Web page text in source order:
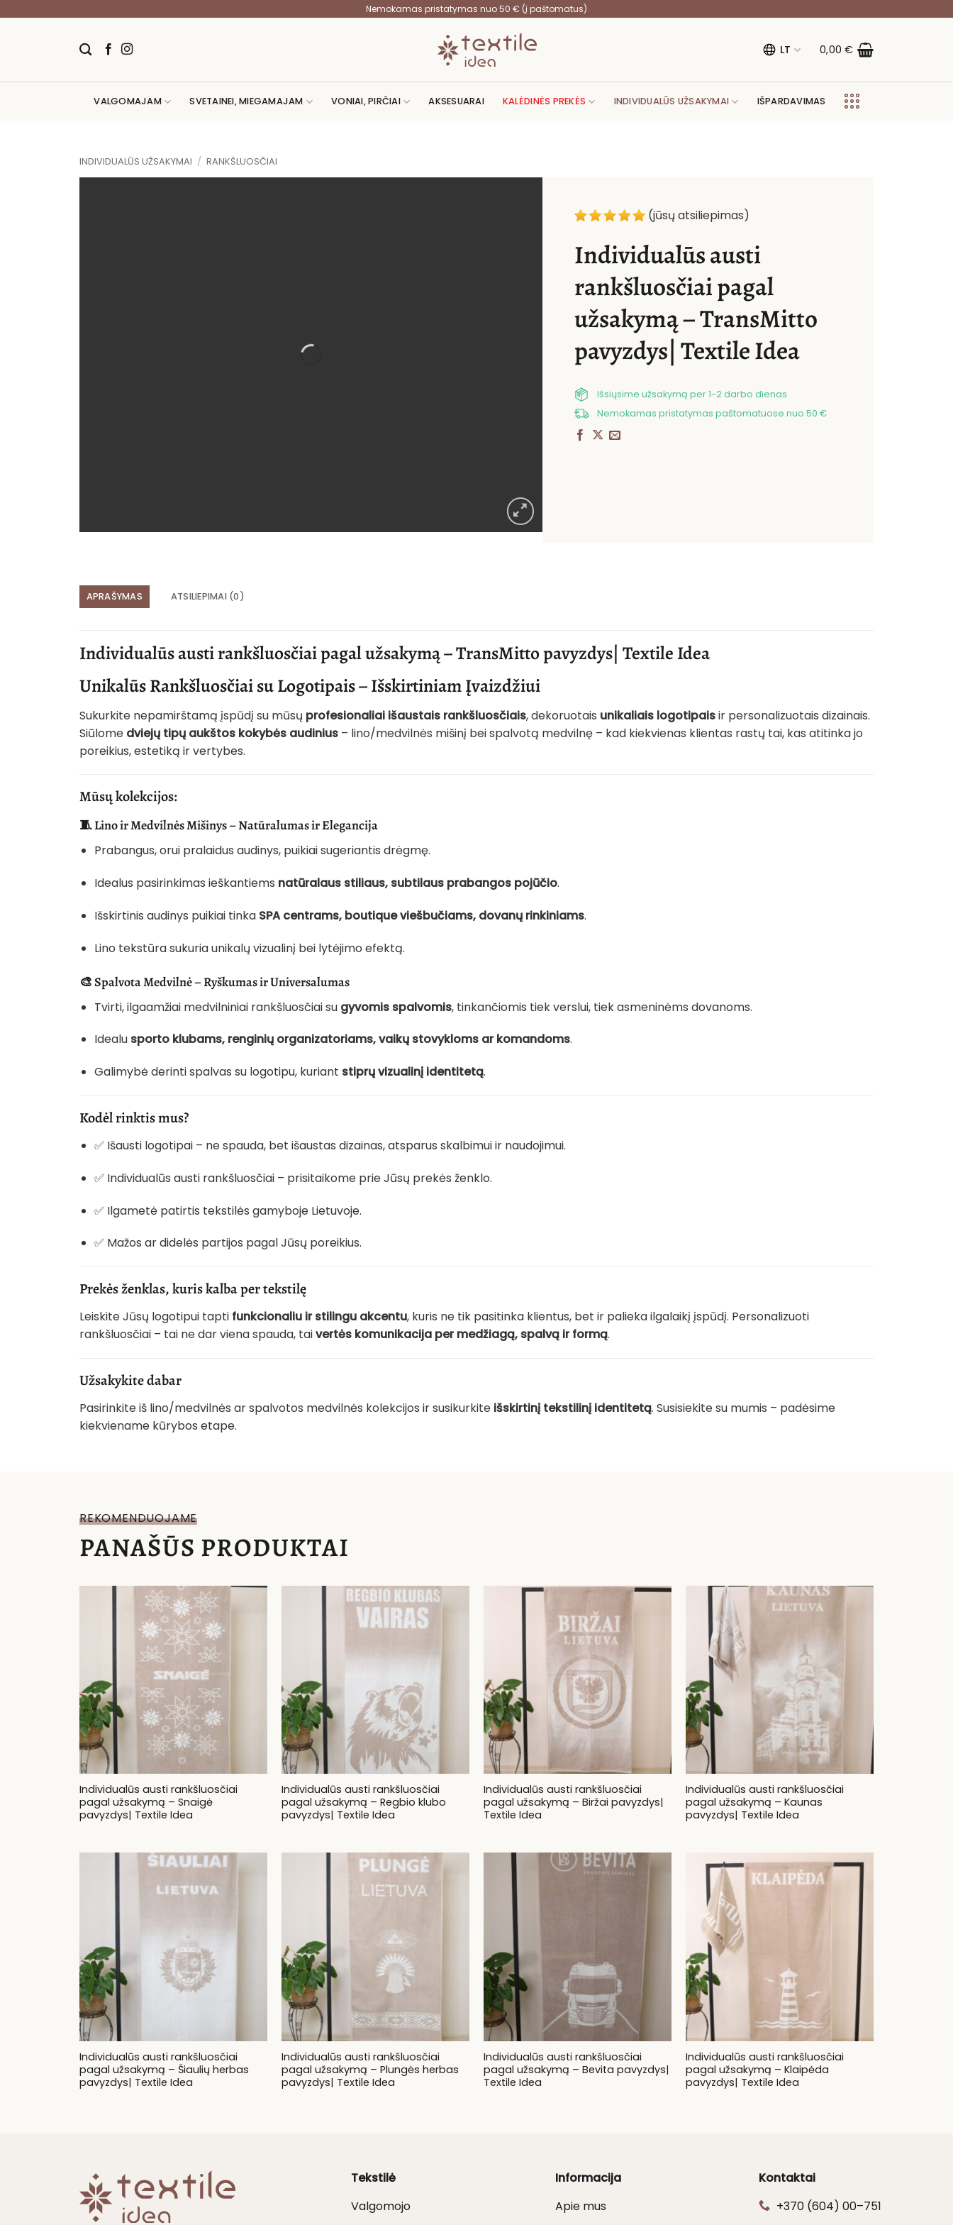
Nemokamas pristatymas nuo 50 € (į paštomatus)
LT 0,00€
VALGOMAJAM SVETAINEI, MIEGAMAJAM VONIAI, PIRČIAI AKSESUARAI KALĖDINĖS PREKĖS INDIVIDUALŪS UŽSAKYMAI IŠPARDAVIMAS
INDIVIDUALŪS UŽSAKYMAI / RANKŠLUOSČIAI
(jūsų atsiliepimas)
Individualūs austi
rankšluosčiai pagal
užsakymą – TransMitto
pavyzdys| Textile Idea
Išsiųsime užsakymą per 1-2 darbo dienas
Nemokamas pristatymas paštomatuose nuo 50 €
APRAŠYMAS ATSILIEPIMAI (0)
Individualūs austi rankšluosčiai pagal užsakymą – TransMitto pavyzdys| Textile Idea
Unikalūs Rankšluosčiai su Logotipais – Išskirtiniam Įvaizdžiui
Sukurkite nepamirštamą įspūdį su mūsų profesionaliai išaustais rankšluosčiais, dekoruotais unikaliais logotipaisir personalizuotais dizainais.
Siūlome dviejų tipų aukštos kokybės audinius – lino/medvilnės mišinį bei spalvotą medvilnę – kad kiekvienas klientas rastų tai, kas atitinka jo
poreikius, estetiką ir vertybes.
Mūsų kolekcijos:
🧵Lino ir Medvilnės Mišinys – Natūralumas ir Elegancija
Prabangus, orui pralaidus audinys, puikiai sugeriantis drėgmę.
Idealus pasirinkimas ieškantiems natūralaus stiliaus, subtilaus prabangos pojūčio.
Išskirtinis audinys puikiai tinka SPA centrams, boutique viešbučiams, dovanų rinkiniams.
Lino tekstūra sukuria unikalų vizualinį bei lytėjimo efektą.
🎨Spalvota Medvilnė – Ryškumas ir Universalumas
Tvirti, ilgaamžiai medvilniniai rankšluosčiai su gyvomis spalvomis, tinkančiomis tiek verslui, tiek asmeninėms dovanoms.
Idealu sporto klubams, renginių organizatoriams, vaikų stovykloms ar komandoms.
Galimybė derinti spalvas su logotipu, kuriant stiprų vizualinį identitetą.
Kodėl rinktis mus?
✅ Išausti logotipai – ne spauda, bet išaustas dizainas, atsparus skalbimui ir naudojimui.
✅ Individualūs austi rankšluosčiai – prisitaikome prie Jūsų prekės ženklo.
✅ Ilgametė patirtis tekstilės gamyboje Lietuvoje.
✅ Mažos ar didelės partijos pagal Jūsų poreikius.
Prekės ženklas, kuris kalba per tekstilę
Leiskite Jūsų logotipui tapti funkcionaliu ir stilingu akcentu, kuris ne tik pasitinka klientus, bet ir palieka ilgalaikį įspūdį. Personalizuoti
rankšluosčiai – tai ne dar viena spauda, taivertės komunikacija per medžiagą, spalvą ir formą.
Užsakykite dabar
Pasirinkite iš lino/medvilnės ar spalvotos medvilnės kolekcijos ir susikurkite išskirtinį tekstilinį identitetą. Susisiekite su mumis – padėsime
kiekviename kūrybos etape.
REKOMENDUOJAME
PANAŠŪS PRODUKTAI
Individualūs austi rankšluosčiai
pagal užsakymą – Snaigė
pavyzdys| Textile Idea
Individualūs austi rankšluosčiai
pagal užsakymą – Regbio klubo
pavyzdys| Textile Idea
Individualūs austi rankšluosčiai
pagal užsakymą – Biržai pavyzdys|
Textile Idea
Individualūs austi rankšluosčiai
pagal užsakymą – Kaunas
pavyzdys| Textile Idea
Individualūs austi rankšluosčiai
pagal užsakymą – Šiaulių herbas
pavyzdys| Textile Idea
Individualūs austi rankšluosčiai
pagal užsakymą – Plungės herbas
pavyzdys| Textile Idea
Individualūs austi rankšluosčiai
pagal užsakymą – Bevita pavyzdys|
Textile Idea
Individualūs austi rankšluosčiai
pagal užsakymą – Klaipėda
pavyzdys| Textile Idea
Tekstilė
Valgomojo
Informacija
Apie mus
Kontaktai
+370 (604) 00–751